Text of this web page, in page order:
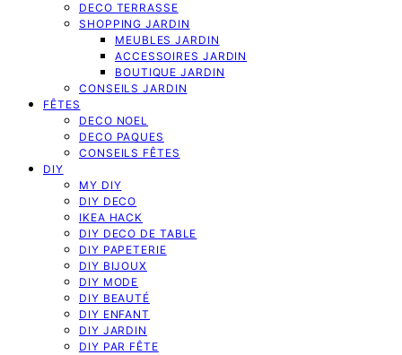
DECO TERRASSE
SHOPPING JARDIN
MEUBLES JARDIN
ACCESSOIRES JARDIN
BOUTIQUE JARDIN
CONSEILS JARDIN
FÊTES
DECO NOEL
DECO PAQUES
CONSEILS FÊTES
DIY
MY DIY
DIY DECO
IKEA HACK
DIY DECO DE TABLE
DIY PAPETERIE
DIY BIJOUX
DIY MODE
DIY BEAUTÉ
DIY ENFANT
DIY JARDIN
DIY PAR FÊTE